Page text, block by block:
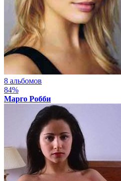
8 альбомов
84%
Марго Робби